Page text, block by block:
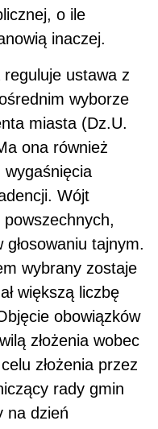
o ile
inaczej.
ustawa z
wyborze
miasta (Dz.U.
ona również
wygaśnięcia
Wójt
tajnym.
wybrany zostaje
większą liczbę
obowiązków
złożenia wobec
złożenia przez
rady gmin
na dzień